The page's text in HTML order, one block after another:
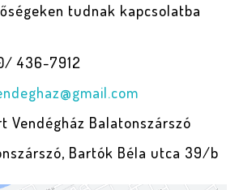
tudnak kapcsolatba
436-7912
Vendégház Balatonszárszó
Bartók Béla utca 39/b